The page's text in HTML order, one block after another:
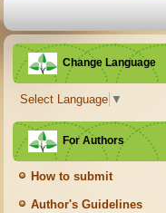
Change Language
Select Language ▼
For Authors
How to submit
Author's Guidelines